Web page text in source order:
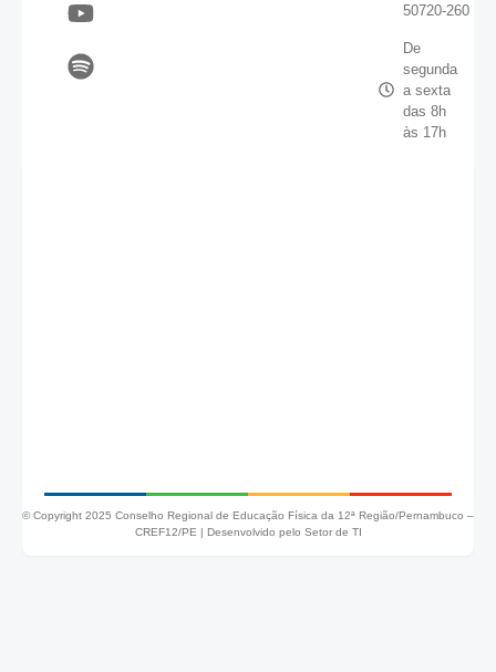
50720-260
De
segunda
a sexta
das 8h
às 17h
© Copyright 2025 Conselho Regional de Educação Física da 12ª Região/Pernambuco –
CREF12/PE | Desenvolvido pelo Setor de TI